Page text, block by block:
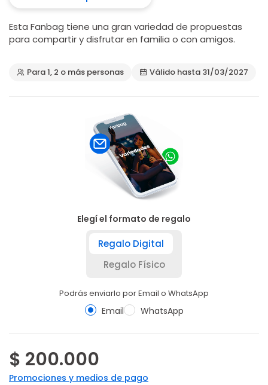
Esta Fanbag tiene una gran variedad de propuestas
para compartir y disfrutar en familia o con amigos.
Para 1, 2 o más personas Válido hasta 31/03/2027
Elegí el formato de regalo
Regalo Digital
Regalo Físico
Podrás enviarlo por Email o WhatsApp
Email WhatsApp
$ 200.000
Promociones y medios de pago